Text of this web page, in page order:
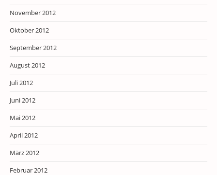
November 2012
Oktober 2012
September 2012
August 2012
Juli 2012
Juni 2012
Mai 2012
April 2012
März 2012
Februar 2012